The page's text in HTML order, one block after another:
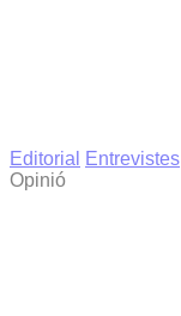
Editorial
Entrevistes
Opinió